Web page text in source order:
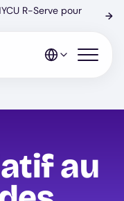
R-Serve pour
→
Open
au